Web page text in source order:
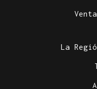
La